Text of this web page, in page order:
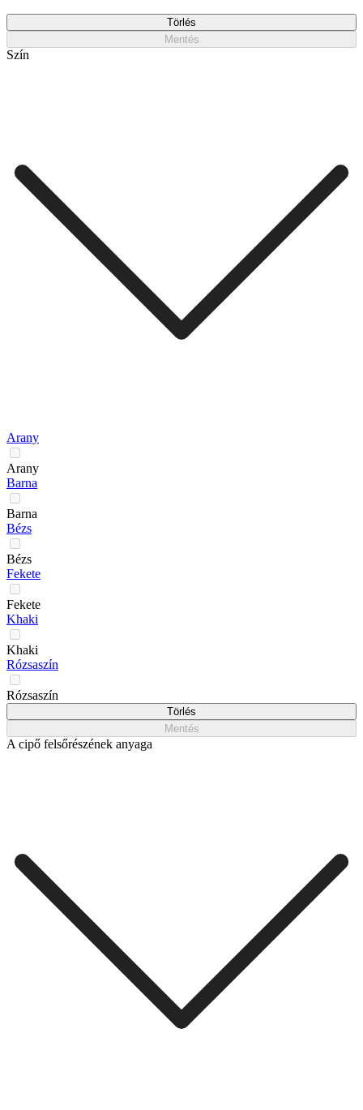
Törlés
Mentés
Szín
Arany
Arany
Barna
Barna
Bézs
Bézs
Fekete
Fekete
Khaki
Khaki
Rózsaszín
Rózsaszín
Törlés
Mentés
A cipő felsőrészének anyaga